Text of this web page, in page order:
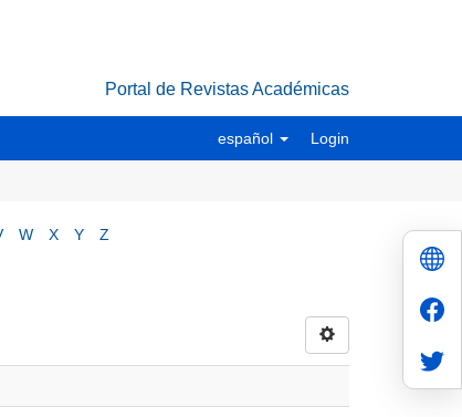
Portal de Revistas Académicas
español Login
W X Y Z